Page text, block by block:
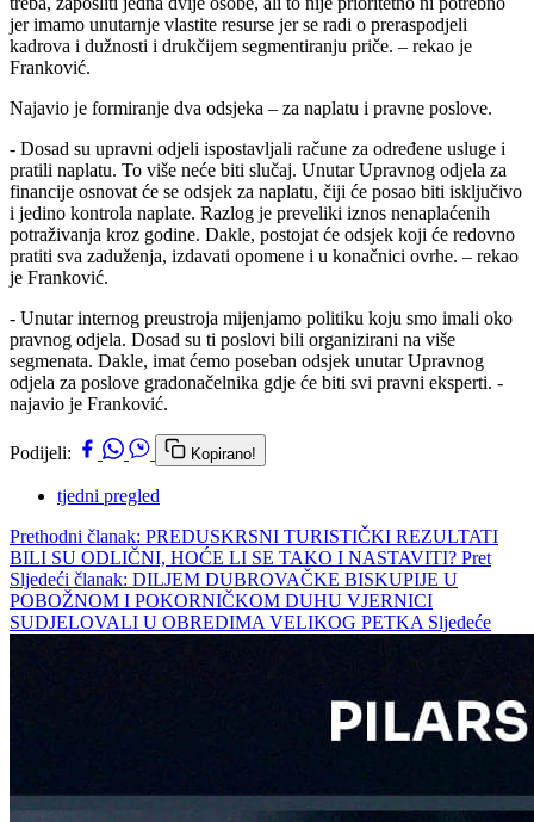
jer imamo unutarnje vlastite resurse jer se radi o preraspodjeli
kadrova i dužnosti i drukčijem segmentiranju priče. – rekao je
Franković.
Najavio je formiranje dva odsjeka – za naplatu i pravne poslove.
- Dosad su upravni odjeli ispostavljali račune za određene usluge i
pratili naplatu. To više neće biti slučaj. Unutar Upravnog odjela za
financije osnovat će se odsjek za naplatu, čiji će posao biti isključivo
i jedino kontrola naplate. Razlog je preveliki iznos nenaplaćenih
potraživanja kroz godine. Dakle, postojat će odsjek koji će redovno
pratiti sva zaduženja, izdavati opomene i u konačnici ovrhe. – rekao
je Franković.
- Unutar internog preustroja mijenjamo politiku koju smo imali oko
pravnog odjela. Dosad su ti poslovi bili organizirani na više
segmenata. Dakle, imat ćemo poseban odsjek unutar Upravnog
odjela za poslove gradonačelnika gdje će biti svi pravni eksperti. -
najavio je Franković.
Podijeli: Kopirano!
tjedni pregled
Prethodni članak: PREDUSKRSNI TURISTIČKI REZULTATI
BILI SU ODLIČNI, HOĆE LI SE TAKO I NASTAVITI? Pret
Sljedeći članak: DILJEM DUBROVAČKE BISKUPIJE U
POBOŽNOM I POKORNIČKOM DUHU VJERNICI
SUDJELOVALI U OBREDIMA VELIKOG PETKA Sljedeće